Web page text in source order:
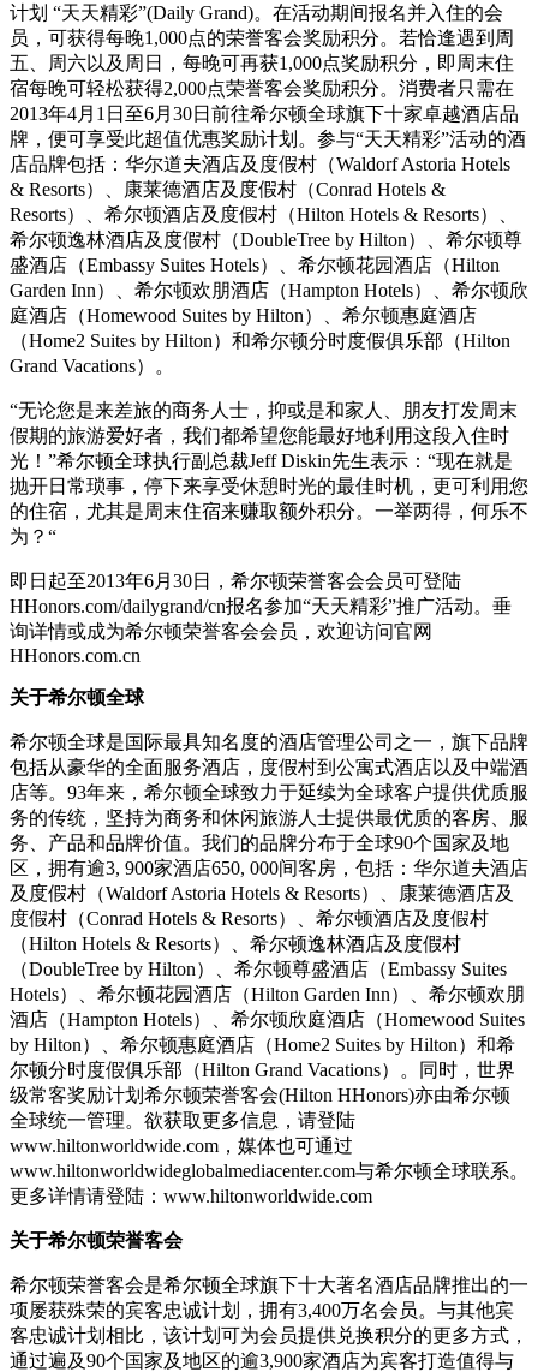
计划 “天天精彩”(Daily Grand)。在活动期间报名并入住的会
员，可获得每晚1,000点的荣誉客会奖励积分。若恰逢遇到周
五、周六以及周日，每晚可再获1,000点奖励积分，即周末住
宿每晚可轻松获得2,000点荣誉客会奖励积分。消费者只需在
2013年4月1日至6月30日前往希尔顿全球旗下十家卓越酒店品
牌，便可享受此超值优惠奖励计划。参与“天天精彩”活动的酒
店品牌包括：华尔道夫酒店及度假村（Waldorf Astoria Hotels
& Resorts）、康莱德酒店及度假村（Conrad Hotels &
Resorts）、希尔顿酒店及度假村（Hilton Hotels & Resorts）、
希尔顿逸林酒店及度假村（DoubleTree by Hilton）、希尔顿尊
盛酒店（Embassy Suites Hotels）、希尔顿花园酒店（Hilton
Garden Inn）、希尔顿欢朋酒店（Hampton Hotels）、希尔顿欣
庭酒店（Homewood Suites by Hilton）、希尔顿惠庭酒店
（Home2 Suites by Hilton）和希尔顿分时度假俱乐部（Hilton
Grand Vacations）。
“无论您是来差旅的商务人士，抑或是和家人、朋友打发周末
假期的旅游爱好者，我们都希望您能最好地利用这段入住时
光！”希尔顿全球执行副总裁Jeff Diskin先生表示：“现在就是
抛开日常琐事，停下来享受休憩时光的最佳时机，更可利用您
的住宿，尤其是周末住宿来赚取额外积分。一举两得，何乐不
为？“
即日起至2013年6月30日，希尔顿荣誉客会会员可登陆
HHonors.com/dailygrand/cn报名参加“天天精彩”推广活动。垂
询详情或成为希尔顿荣誉客会会员，欢迎访问官网
HHonors.com.cn
关于希尔顿全球
希尔顿全球是国际最具知名度的酒店管理公司之一，旗下品牌
包括从豪华的全面服务酒店，度假村到公寓式酒店以及中端酒
店等。93年来，希尔顿全球致力于延续为全球客户提供优质服
务的传统，坚持为商务和休闲旅游人士提供最优质的客房、服
务、产品和品牌价值。我们的品牌分布于全球90个国家及地
区，拥有逾3, 900家酒店650, 000间客房，包括：华尔道夫酒店
及度假村（Waldorf Astoria Hotels & Resorts）、康莱德酒店及
度假村（Conrad Hotels & Resorts）、希尔顿酒店及度假村
（Hilton Hotels & Resorts）、希尔顿逸林酒店及度假村
（DoubleTree by Hilton）、希尔顿尊盛酒店（Embassy Suites
Hotels）、希尔顿花园酒店（Hilton Garden Inn）、希尔顿欢朋
酒店（Hampton Hotels）、希尔顿欣庭酒店（Homewood Suites
by Hilton）、希尔顿惠庭酒店（Home2 Suites by Hilton）和希
尔顿分时度假俱乐部（Hilton Grand Vacations）。同时，世界
级常客奖励计划希尔顿荣誉客会(Hilton HHonors)亦由希尔顿
全球统一管理。欲获取更多信息，请登陆
www.hiltonworldwide.com，媒体也可通过
www.hiltonworldwideglobalmediacenter.com与希尔顿全球联系。
更多详情请登陆：www.hiltonworldwide.com
关于希尔顿荣誉客会
希尔顿荣誉客会是希尔顿全球旗下十大著名酒店品牌推出的一
项屡获殊荣的宾客忠诚计划，拥有3,400万名会员。与其他宾
客忠诚计划相比，该计划可为会员提供兑换积分的更多方式，
通过遍及90个国家及地区的逾3,900家酒店为宾客打造值得与